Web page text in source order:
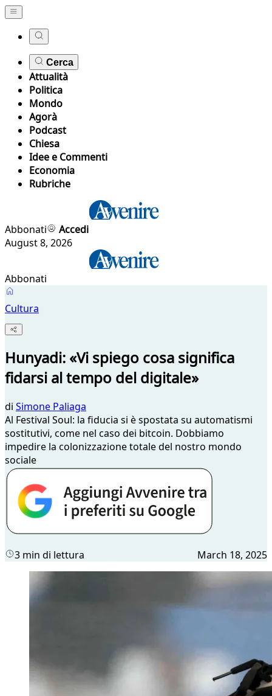
Cerca
Attualità
Politica
Mondo
Agorà
Podcast
Chiesa
Idee e Commenti
Economia
Rubriche
Abbonati
Accedi
August 8, 2026
Abbonati
Cultura
Hunyadi: «Vi spiego cosa significa
fidarsi al tempo del digitale»
di Simone Paliaga
Al Festival Soul: la fiducia si è spostata su automatismi
sostitutivi, come nel caso dei bitcoin. Dobbiamo
impedire la colonizzazione totale del nostro mondo
sociale
3 min di lettura March 18, 2025